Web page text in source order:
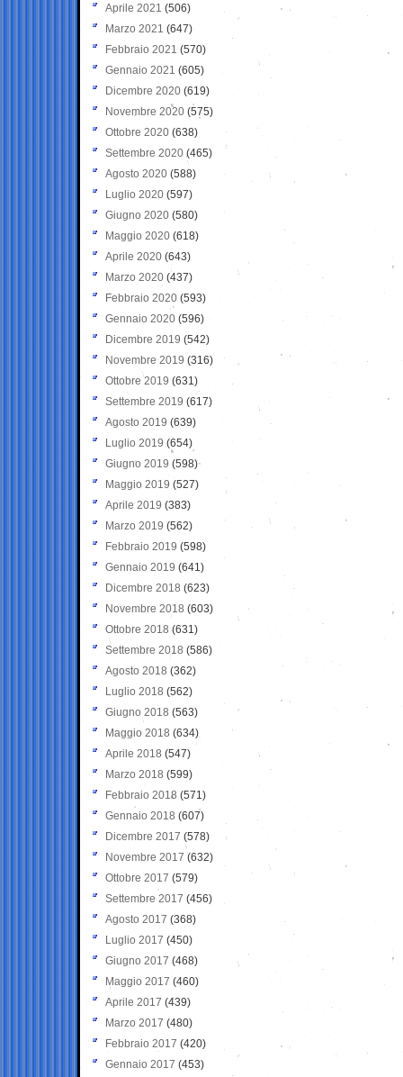
Aprile 2021 (506)
Marzo 2021 (647)
Febbraio 2021 (570)
Gennaio 2021 (605)
Dicembre 2020 (619)
Novembre 2020 (575)
Ottobre 2020 (638)
Settembre 2020(465)
Agosto 2020 (588)
Luglio 2020 (597)
Giugno 2020 (580)
Maggio 2020 (618)
Aprile 2020 (643)
Marzo 2020 (437)
Febbraio 2020 (593)
Gennaio 2020 (596)
Dicembre 2019 (542)
Novembre 2019 (316)
Ottobre 2019 (631)
Settembre 2019 (617)
Agosto 2019 (639)
Luglio 2019 (654)
Giugno 2019 (598)
Maggio 2019 (527)
Aprile 2019 (383)
Marzo 2019 (562)
Febbraio 2019 (598)
Gennaio 2019 (641)
Dicembre 2018 (623)
Novembre 2018 (603)
Ottobre 2018 (631)
Settembre 2018 (586)
Agosto 2018 (362)
Luglio 2018 (562)
Giugno 2018 (563)
Maggio 2018 (634)
Aprile 2018 (547)
Marzo 2018 (599)
Febbraio 2018 (571)
Gennaio 2018 (607)
Dicembre 2017 (578)
Novembre 2017 (632)
Ottobre 2017 (579)
Settembre 2017 (456)
Agosto 2017 (368)
Luglio 2017 (450)
Giugno 2017 (468)
Maggio 2017 (460)
Aprile 2017 (439)
Marzo 2017 (480)
Febbraio 2017 (420)
Gennaio 2017 (453)